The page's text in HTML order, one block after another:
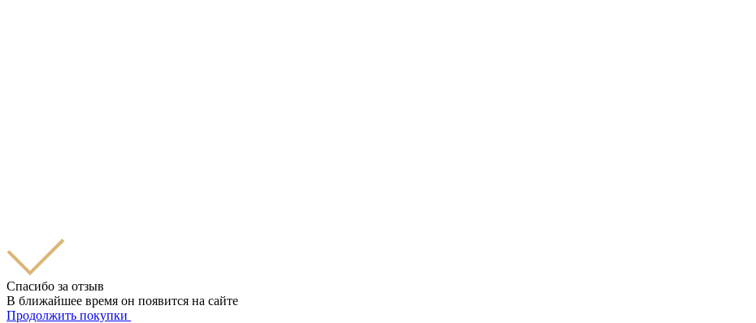
Спасибо за отзыв
В ближайшее время он появится на сайте
Продолжить покупки